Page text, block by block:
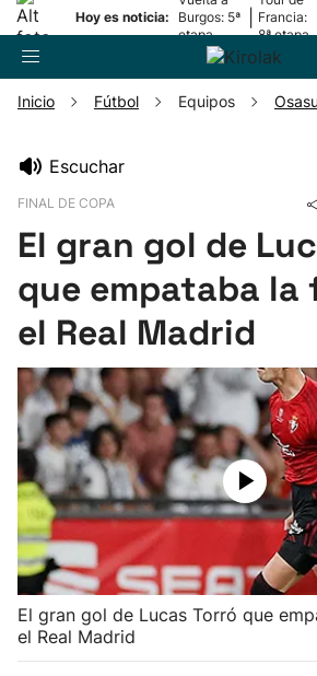
Hoy es noticia:
Burgos: 5ª
etapa
Francia:
8ª etapa
Pelota
Remo
Baloncesto
Ciclismo
Herri-kirolak
Balonmano
Kirolak 360
Inicio Fútbol Equipos
Escuchar
FINAL DE COPA
El gran gol de
que empataba la
el Real Madrid
El gran gol de Lucas Torró que
el Real Madrid